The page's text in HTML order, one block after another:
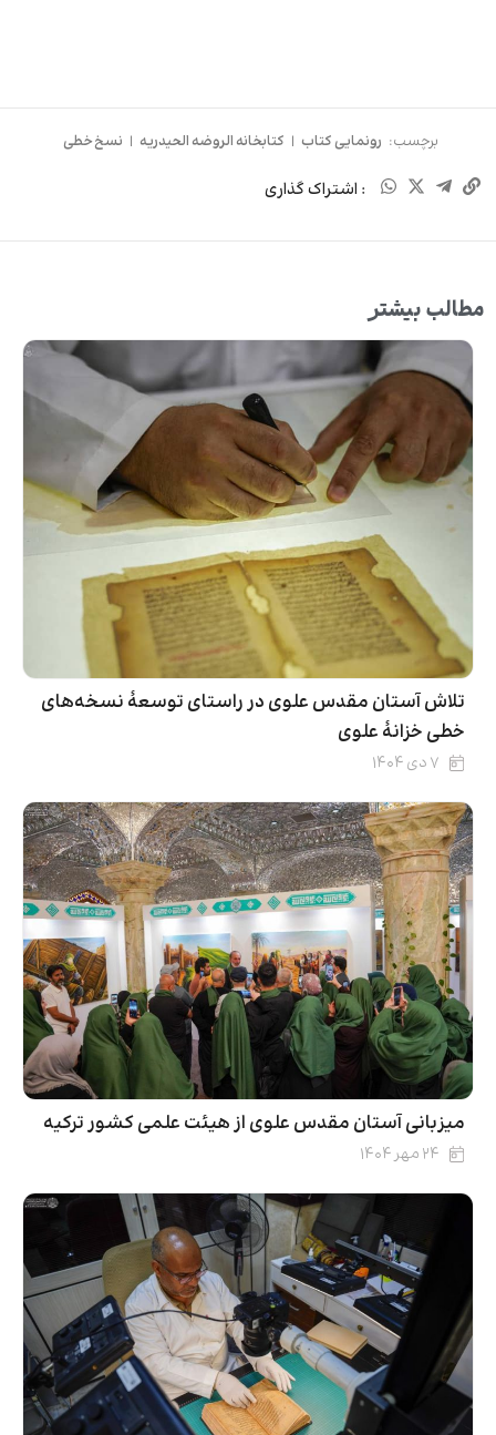
برچسب: رونمایی کتاب | کتابخانه الروضه الحیدریه | نسخ خطی
: اشتراک گذاری
مطالب بیشتر
تلاش آستان مقدس علوی در راستای توسعۀ نسخه‌های
خطی خزانۀ علوی
۷ دی ۱۴۰۴
میزبانی آستان مقدس علوی از هیئت علمی کشور ترکیه
۲۴ مهر ۱۴۰۴